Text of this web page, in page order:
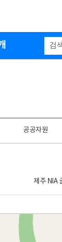
공공자원
제주 NIA